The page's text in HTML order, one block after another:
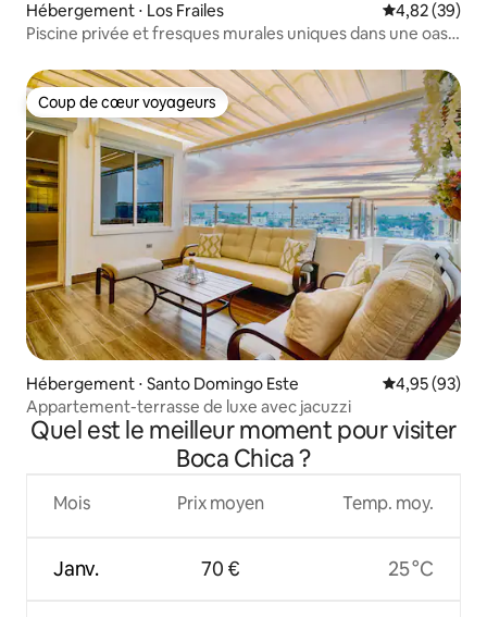
Hébergement ⋅ Los Frailes Évaluation
4,82 (39)
Piscine privée et fresques murales uniques dans une oasis
Coup de cœur voyageurs
Coup de cœur voyageurs
Hébergement ⋅ Santo Domingo Este Évaluation
4,95 (93)
Appartement-terrasse de luxe avec jacuzzi
Quel est le meilleur moment pour visiter
Boca Chica ?
Mois
Janv.
Prix moyen
70 €
Temp. moy.
25 °C